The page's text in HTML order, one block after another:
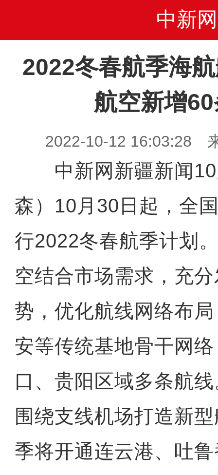
中新网
2022冬春航季海
航空新增
2022-10-12 16:03:28
中新网新疆新闻10
森）10月30日起，全
行2022冬春航季计划
空结合市场需求，充
势，优化航线网络布
安等传统基地骨干网
口、贵阳区域多条航
围绕支线机场打造新
季将开通连云港、吐